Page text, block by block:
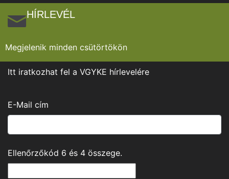
HÍRLEVÉL
Megjelenik minden csütörtökön
Itt iratkozhat fel a VGYKE hírlevelére
E-Mail cím
Ellenőrzőkód 6 és 4 összege.